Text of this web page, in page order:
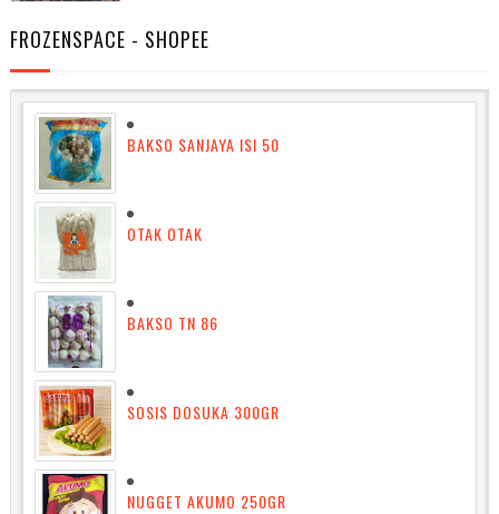
FROZENSPACE - SHOPEE
BAKSO SANJAYA ISI 50
OTAK OTAK
BAKSO TN 86
SOSIS DOSUKA 300GR
NUGGET AKUMO 250GR